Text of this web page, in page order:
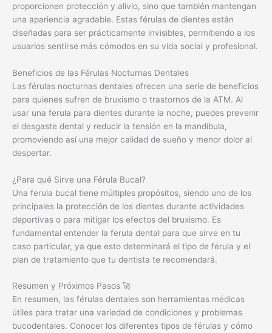
proporcionen protección y alivio, sino que también mantengan
una apariencia agradable. Estas férulas de dientes están
diseñadas para ser prácticamente invisibles, permitiendo a los
usuarios sentirse más cómodos en su vida social y profesional.
Beneficios de las Férulas Nocturnas Dentales
Las férulas nocturnas dentales ofrecen una serie de beneficios
para quienes sufren de bruxismo o trastornos de la ATM. Al
usar una ferula para dientes durante la noche, puedes prevenir
el desgaste dental y reducir la tensión en la mandíbula,
promoviendo así una mejor calidad de sueño y menor dolor al
despertar.
¿Para qué Sirve una Férula Bucal?
Una ferula bucal tiene múltiples propósitos, siendo uno de los
principales la protección de los dientes durante actividades
deportivas o para mitigar los efectos del bruxismo. Es
fundamental entender la ferula dental para que sirve en tu
caso particular, ya que esto determinará el tipo de férula y el
plan de tratamiento que tu dentista te recomendará.
Resumen y Próximos Pasos 🚀
En resumen, las férulas dentales son herramientas médicas
útiles para tratar una variedad de condiciones y problemas
bucodentales. Conocer los diferentes tipos de férulas y cómo